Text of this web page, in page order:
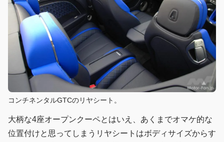
コンチネンタルGTCのリヤシート。
大柄な4座オープンクーペとはいえ、あくまでオマケ的な
位置付けと思ってしまうリヤシートはボディサイズからす